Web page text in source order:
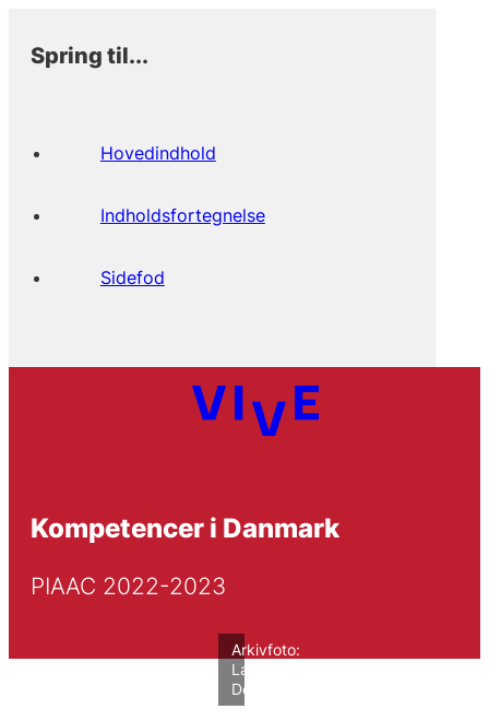
Spring til...
Hovedindhold
Indholdsfortegnelse
Sidefod
Kompetencer i Danmark
PIAAC 2022-2023
Arkivfoto:
Lars
Degnbol/VIVE